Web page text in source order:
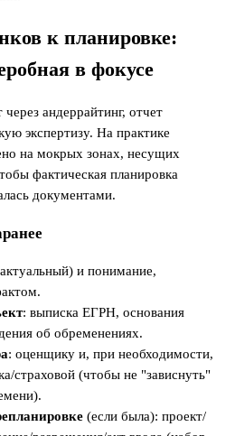
к планировке:
в фокусе
андеррайтинг, отчет
экспертизу. На практике
на мокрых зонах, несущих
фактическая планировка
документами.
и понимание,
: выписка ЕГРН, основания
об обременениях.
: оценщику и, при необходимости,
страховой (чтобы не "зависнуть"
(если была): проект/